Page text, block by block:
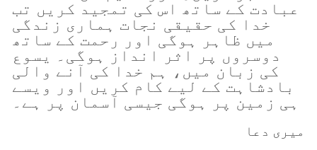
عبادت کے ساتھ اس کی تمجید کریں تب
خدا کی حقیقی نجات ہماری زندگی
میں ظاہر ہوگی اور رحمت کے ساتھ
دوسروں پر اثر انداز ہوگی۔ یسوع
کی زبان میں، ہم خدا کی آنے والی
بادشاہت کے لیے کام کریں اور ویسے
ہی زمین پر ہوگی جیسی آسمان پر ہے۔
میری دعا